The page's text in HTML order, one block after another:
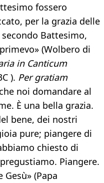
fossero
per la grazia delle
Battesimo,
(Wolbero di
in Canticum
). Per gratiam
noi domandare al
È una bella grazia.
bene, dei nostri
pure; piangere di
chiesto di
Piangere.
(Papa